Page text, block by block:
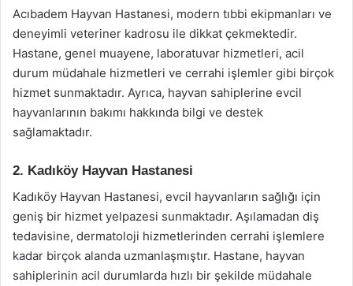
Acıbadem Hayvan Hastanesi, modern tıbbi ekipmanları ve
deneyimli veteriner kadrosu ile dikkat çekmektedir.
Hastane, genel muayene, laboratuvar hizmetleri, acil
durum müdahale hizmetleri ve cerrahi işlemler gibi birçok
hizmet sunmaktadır. Ayrıca, hayvan sahiplerine evcil
hayvanlarının bakımı hakkında bilgi ve destek
sağlamaktadır.
2. Kadıköy Hayvan Hastanesi
Kadıköy Hayvan Hastanesi, evcil hayvanların sağlığı için
geniş bir hizmet yelpazesi sunmaktadır. Aşılamadan diş
tedavisine, dermatoloji hizmetlerinden cerrahi işlemlere
kadar birçok alanda uzmanlaşmıştır. Hastane, hayvan
sahiplerinin acil durumlarda hızlı bir şekilde müdahale